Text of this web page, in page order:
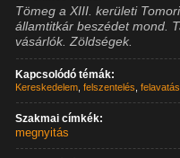
Tömeg a XIII. kerületi
államtitkár beszédet mond.
vásárlók. Zöldségek.
Kapcsolódó témák:
Kereskedelem ,felszentelés ,felavatás
Szakmai címkék:
megnyitás